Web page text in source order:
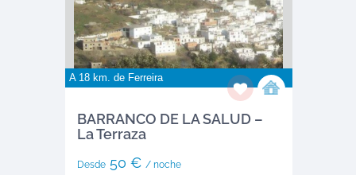
A 18 km. de Ferreira
BARRANCO DE LA SALUD –
La Terraza
Desde50 € / noche